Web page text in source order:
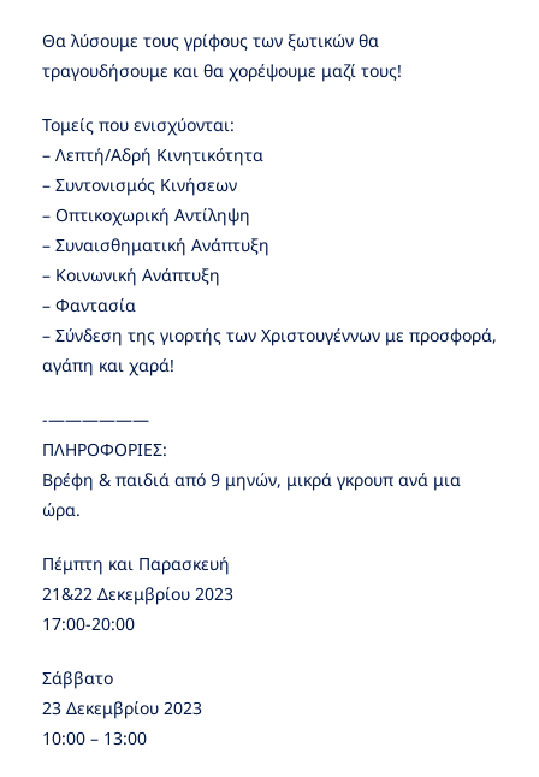
Θα λύσουμε τους γρίφους των ξωτικών θα
τραγουδήσουμε και θα χορέψουμε μαζί τους!
Τομείς που ενισχύονται:
– Λεπτή/Αδρή Κινητικότητα
– Συντονισμός Κινήσεων
– Οπτικοχωρική Αντίληψη
– Συναισθηματική Ανάπτυξη
– Κοινωνική Ανάπτυξη
– Φαντασία
– Σύνδεση της γιορτής των Χριστουγέννων με προσφορά,
αγάπη και χαρά!
-——————
ΠΛΗΡΟΦΟΡΙΕΣ:
Βρέφη & παιδιά από 9 μηνών, μικρά γκρουπ ανά μια
ώρα.
Πέμπτη και Παρασκευή
21&22 Δεκεμβρίου 2023
17:00-20:00
Σάββατο
23 Δεκεμβρίου 2023
10:00 – 13:00